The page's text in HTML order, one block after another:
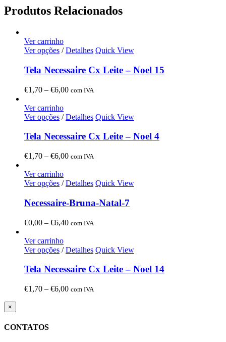
Produtos Relacionados
Ver carrinho
Ver opções / Detalhes Quick View
Tela Necessaire Cx Leite – Noel 15
€1,70 – €6,00Price
through
com IVA
Ver carrinho
Ver opções / Detalhes Quick View
Tela Necessaire Cx Leite – Noel 4
€1,70 – €6,00Price
through
com IVA
Ver carrinho
Ver opções / Detalhes Quick View
Necessaire-Bruna-Natal-7
€0,00 – €6,40Price
through
com IVA
Ver carrinho
Ver opções / Detalhes Quick View
Tela Necessaire Cx Leite – Noel 14
€1,70 – €6,00Price
com IVA
Close
product
view
×
CONTATOS